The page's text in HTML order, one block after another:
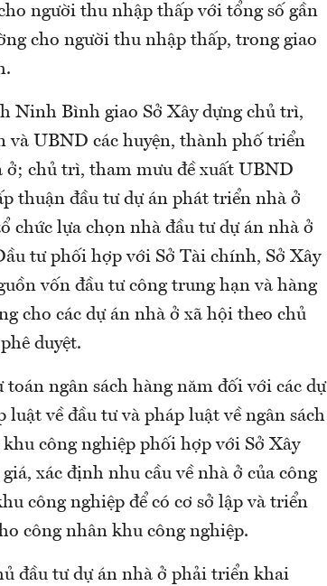
người thu nhập thấp với tổng số gần
cho người thu nhập thấp, trong giao
Ninh Bình giao Sở Xây dựng chủ trì,
và UBND các huyện, thành phố triển
chủ trì, tham mưu đề xuất UBND
thuận đầu tư dự án phát triển nhà ở
chức lựa chọn nhà đầu tư dự án nhà ở
tư phối hợp với Sở Tài chính, Sở Xây
vốn đầu tư công trung hạn và hàng
cho các dự án nhà ở xã hội theo chủ
duyệt.
ngân sách hàng năm đối với các dự
về đầu tư và pháp luật về ngân sách
công nghiệp phối hợp với Sở Xây
xác định nhu cầu về nhà ở của công
công nghiệp để có cơ sở lập và triển
công nhân khu công nghiệp.
đầu tư dự án nhà ở phải triển khai